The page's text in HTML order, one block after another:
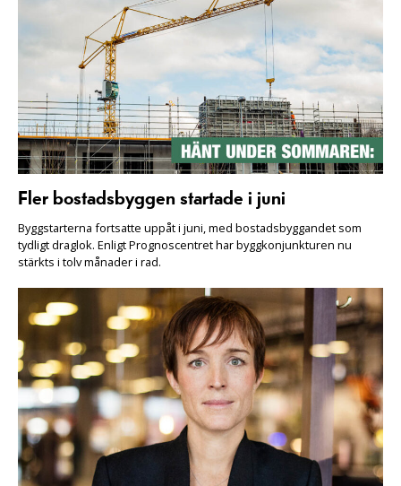
Fler bostadsbyggen startade i juni
Byggstarterna fortsatte uppåt i juni, med bostadsbyggandet som
tydligt draglok. Enligt Prognoscentret har byggkonjunkturen nu
stärkts i tolv månader i rad.